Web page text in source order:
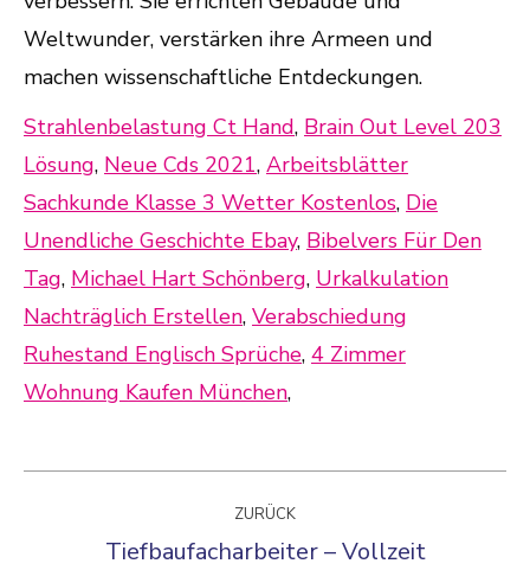
Strahlenbelastung Ct Hand, Brain Out Level 203
Lösung, Neue Cds 2021, Arbeitsblätter
Sachkunde Klasse 3 Wetter Kostenlos, Die
Unendliche Geschichte Ebay, Bibelvers Für Den
Tag, Michael Hart Schönberg, Urkalkulation
Nachträglich Erstellen, Verabschiedung
Ruhestand Englisch Sprüche, 4 Zimmer
Wohnung Kaufen München,
ZURÜCK
Vorheriger
Tiefbaufacharbeiter – Vollzeit